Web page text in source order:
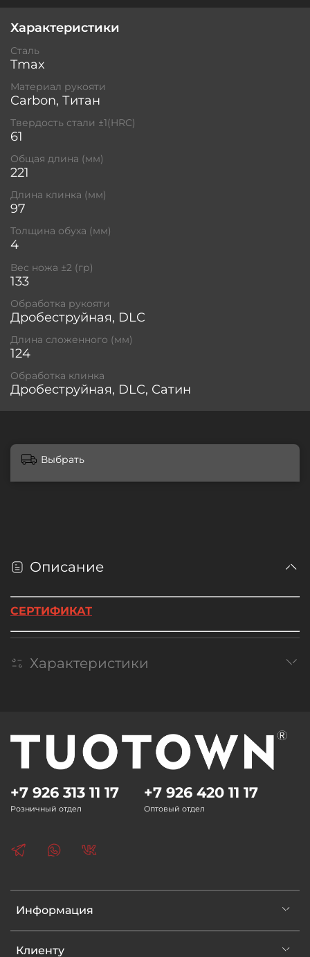
Характеристики
Сталь
Tmax
Материал рукояти
Carbon, Титан
Твердость стали ±1(HRC)
61
Общая длина (мм)
221
Длина клинка (мм)
97
Толщина обуха (мм)
4
Вес ножа ±2 (гр)
133
Обработка рукояти
Дробеструйная, DLC
Длина сложенного (мм)
124
Обработка клинка
Дробеструйная, DLC, Сатин
Выбрать
Описание
CЕРТИФИКАТ
Характеристики
Информация
Клиенту
+7 926 313 11 17
Розничный отдел
+7 926 420 11 17
Оптовый отдел